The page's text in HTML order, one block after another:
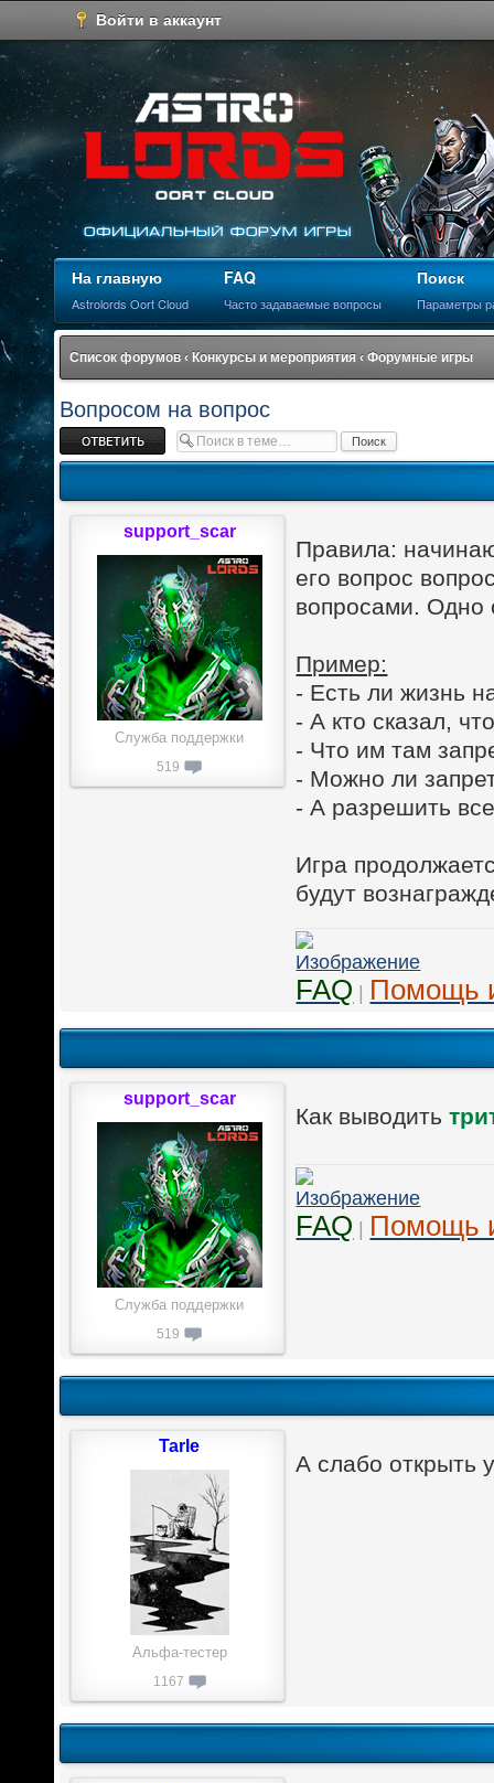
Войти в аккаунт
На главную
Astrolords Oort Cloud
FAQ
Часто задаваемые вопросы
Поиск
Параметры
Список форумов ‹ Конкурсы и мероприятия ‹ Форумные игры
Вопросом на вопрос
Ответить
Правила:
его вопрос
вопросами. Одно
Пример:
- Есть ли жизнь
- А кто сказал,
- Что им там
- Можно ли
- А разрешить
Игра
будут
FAQ | Помощь
support_scar
Служба поддержки
519
Как выводить
FAQ Помощь
support_scar
Служба поддержки
519
А слабо открыть
Tarle
Альфа-тестер
1167